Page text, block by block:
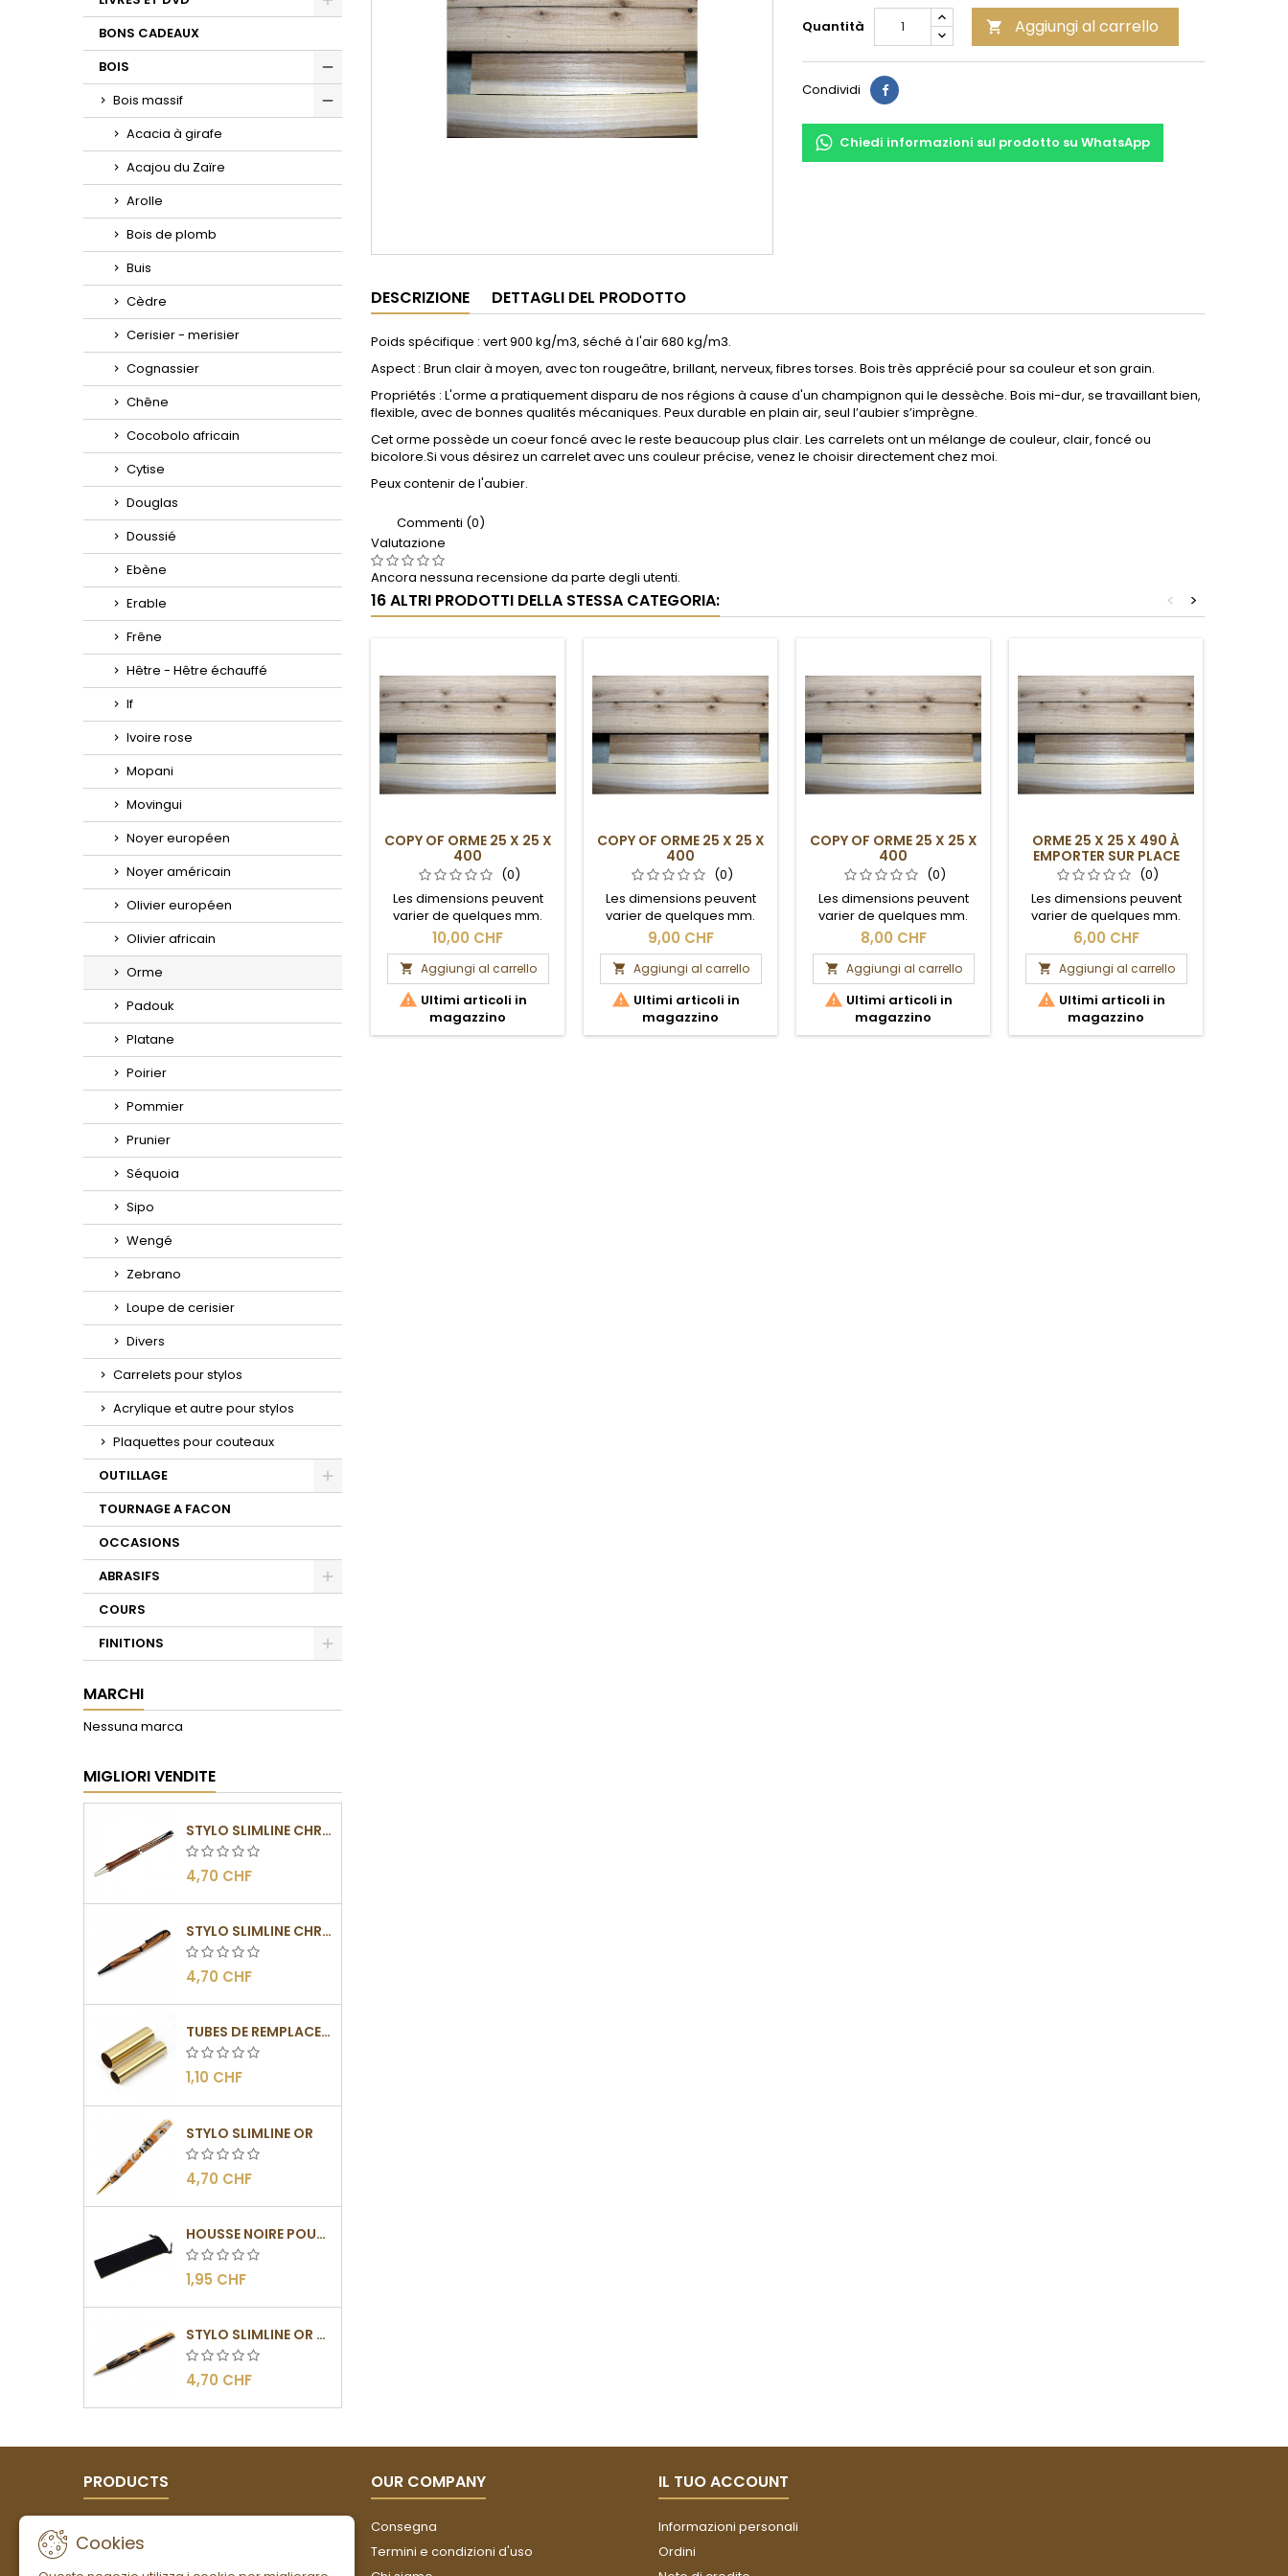
BONS CADEAUX
BOIS
Bois massif
Acacia à girafe
Acajou du Zaïre
Arolle
Bois de plomb
Buis
Cèdre
Cerisier - merisier
Cognassier
Chêne
Cocobolo africain
Cytise
Douglas
Doussié
Ebène
Erable
Frêne
Hêtre - Hêtre échauffé
If
Ivoire rose
Mopani
Movingui
Noyer européen
Noyer américain
Olivier européen
Olivier africain
Orme
Padouk
Platane
Poirier
Pommier
Prunier
Séquoia
Sipo
Wengé
Zebrano
Loupe de cerisier
Divers
Carrelets pour stylos
Acrylique et autre pour stylos
Plaquettes pour couteaux
OUTILLAGE
TOURNAGE A FACON
OCCASIONS
ABRASIFS
COURS
FINITIONS
MARCHI
Nessuna marca
MIGLIORI VENDITE
STYLO SLIMLINE CHROMÉ
4,70 CHF
STYLO SLIMLINE CHROMÉ NOIR
4,70 CHF
TUBES DE REMPLACEMENT POUR MÉCANISMES SLIMLINE
1,10 CHF
STYLO SLIMLINE OR
4,70 CHF
HOUSSE NOIRE POUR STYLOS
1,95 CHF
STYLO SLIMLINE OR - BARRETTE PLATE
4,70 CHF
Quantità  Aggiungi al carrello
Condividi Condividi
Chiedi informazioni sul prodotto su WhatsApp
DESCRIZIONE DETTAGLI DEL PRODOTTO
Poids spécifique : vert 900 kg/m3, séché à l'air 680 kg/m3.
Aspect : Brun clair à moyen, avec ton rougeâtre, brillant, nerveux, fibres torses. Bois très apprécié pour sa couleur et son grain.
Propriétés : L'orme a pratiquement disparu de nos régions à cause d'un champignon qui le dessèche. Bois mi-dur, se travaillant bien,
flexible, avec de bonnes qualités mécaniques. Peux durable en plain air, seul l’aubier s’imprègne.
Cet orme possède un coeur foncé avec le reste beaucoup plus clair. Les carrelets ont un mélange de couleur, clair, foncé ou
bicolore.Si vous désirez un carrelet avec uns couleur précise, venez le choisir directement chez moi.
Peux contenir de l'aubier.
Commenti (0)
Valutazione
Ancora nessuna recensione da parte degli utenti.
16 ALTRI PRODOTTI DELLA STESSA CATEGORIA: >
<
COPY OF ORME 25 X 25 X
400
(0)
Les dimensions peuvent
varier de quelques mm.
Section brute.
10,00 CHF
 Aggiungi al carrello
 Ultimi articoli in
magazzino
COPY OF ORME 25 X 25 X
400
(0)
Les dimensions peuvent
varier de quelques mm.
Section brute.
9,00 CHF
 Aggiungi al carrello
 Ultimi articoli in
magazzino
COPY OF ORME 25 X 25 X
400
(0)
Les dimensions peuvent
varier de quelques mm.
Section brute.
8,00 CHF
 Aggiungi al carrello
 Ultimi articoli in
magazzino
ORME 25 X 25 X 490 À
EMPORTER SUR PLACE
(0)
Les dimensions peuvent
varier de quelques mm.
Section brute. Ce carrelet,
en raison de sa longueur,
est à venir chercher sur
place.
6,00 CHF
 Aggiungi al carrello
 Ultimi articoli in
magazzino
PRODUCTS
Nuovi prodotti
OUR COMPANY
Consegna
Termini e condizioni d'uso
IL TUO ACCOUNT
Informazioni personali
Ordini
Cookies